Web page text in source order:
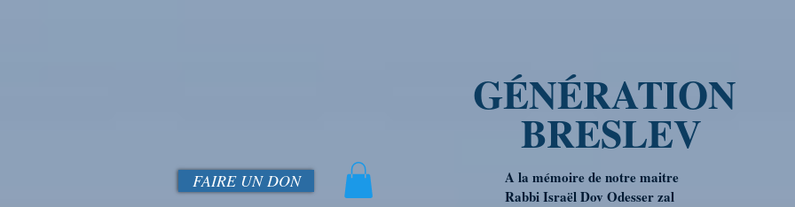
GÉNÉRATION
BRESLEV
FAIRE UN DON
A la mémoire de notre maitre
Rabbi Israël Dov Odesser zal